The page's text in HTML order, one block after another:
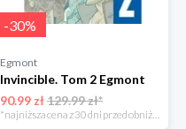
-30%
Egmont
Invincible. Tom 2 Egmont
90.99 zł129.99 zł*
*najniższa cena z 30 dni przed obniżką